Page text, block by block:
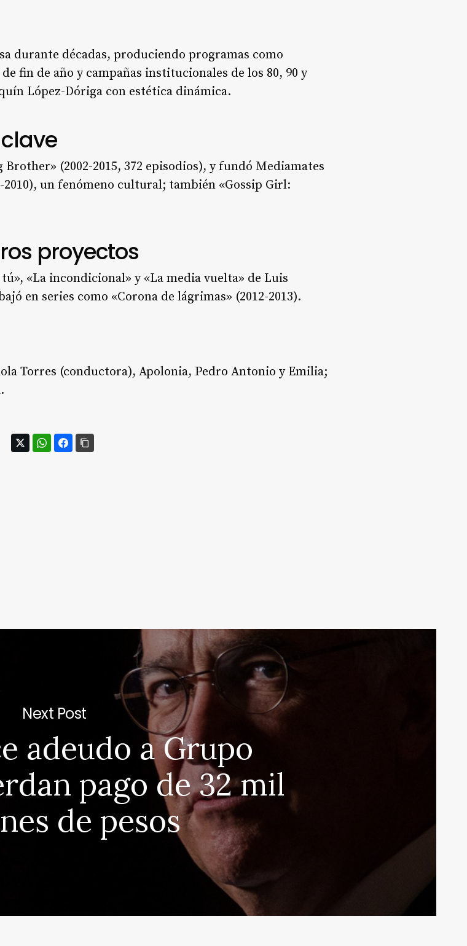
durante décadas, produciendo programas como
de fin de año y campañas institucionales de los 80, 90 y
López-Dóriga con estética dinámica.
(2002-2015, 372 episodios), y fundó Mediamates
un fenómeno cultural; también «Gossip Girl:
proyectos
«La incondicional» y «La media vuelta» de Luis
en series como «Corona de lágrimas» (2012-2013).
Torres (conductora), Apolonia, Pedro Antonio y Emilia;
Next Post
adeudo a Grupo
pago de 32 mil
de pesos